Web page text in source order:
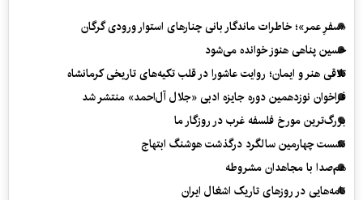
«سفرِ عمر»؛ خاطرات ماندگار بانی چنارهای استوار ورودی گرگان
حسین پناهی هنوز خوانده می‌شود
تلاقی هنر و ایمان؛ روایت عاشورا در قلب تکیه‌های تاریخی کرمانشاه
فراخوان نوزدهمین دوره جایزه ادبی «جلال آل‌احمد» منتشر شد
بزرگ‌ترین مورخ فلسفه غرب در روزگار ما
نشست چهارمین سالگرد درگذشت هوشنگ ابتهاج
هم‌صدا با مجاهدان مشروطه
نامه‌هایی در روزهای تاریک اشغال ایران